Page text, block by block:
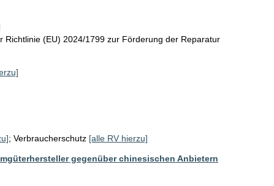
Richtlinie (EU) 2024/1799 zur Förderung der Reparatur
; Verbraucherschutz [alle RV hierzu]
gegenüber chinesischen Anbietern